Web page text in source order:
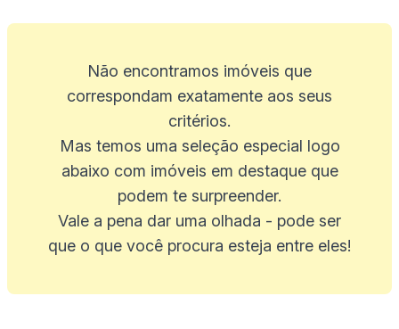
Não encontramos imóveis que
correspondam exatamente aos seus
critérios.
Mas temos uma seleção especial logo
abaixo com imóveis em destaque que
podem te surpreender.
Vale a pena dar uma olhada - pode ser
que o que você procura esteja entre eles!